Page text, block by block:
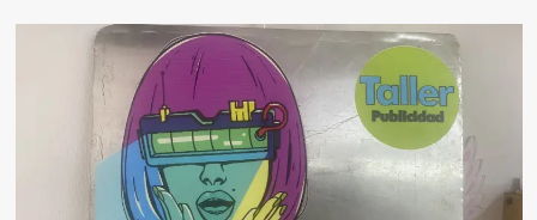
Impresion
en
Lamina
de